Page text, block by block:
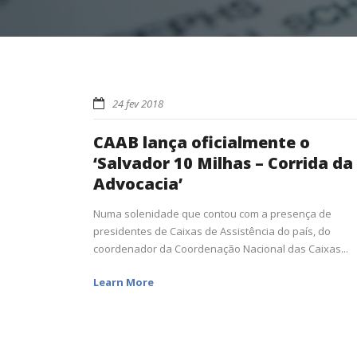
24 fev 2018
CAAB lança oficialmente o
‘Salvador 10 Milhas – Corrida da
Advocacia’
Numa solenidade que contou com a presença de
presidentes de Caixas de Assistência do país, do
coordenador da Coordenação Nacional das Caixas...
Learn More